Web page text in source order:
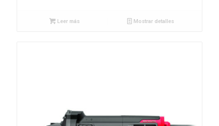
Leer más Mostrar detalles